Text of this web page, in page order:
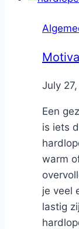
By
July
Een
is iets
warm
je veel
lastig